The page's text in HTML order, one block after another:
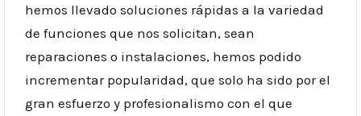
hemos llevado soluciones rápidas a la variedad
de funciones que nos solicitan, sean
reparaciones o instalaciones, hemos podido
incrementar popularidad, que solo ha sido por el
gran esfuerzo y profesionalismo con el que